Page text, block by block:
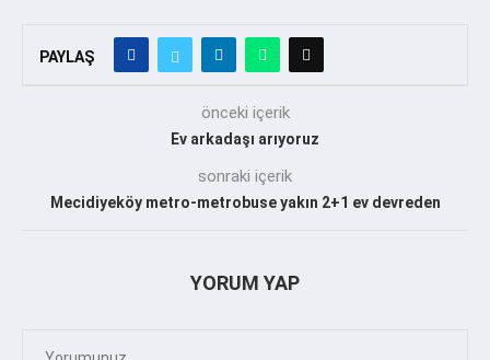
PAYLAŞ
önceki içerik
Ev arkadaşı arıyoruz
sonraki içerik
Mecidiyeköy metro-metrobuse yakın 2+1 ev devreden
YORUM YAP